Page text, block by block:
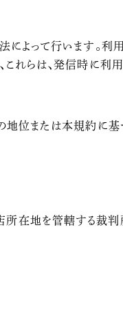
よって行います。利
れらは、発信時に利
位または本規約に基
在地を管轄する裁判